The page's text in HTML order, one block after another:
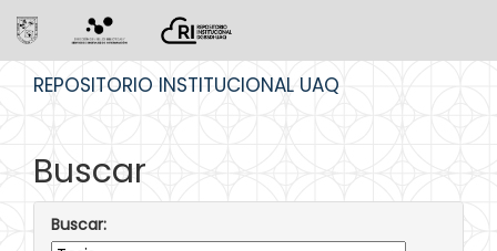
REPOSITORIO INSTITUCIONAL UAQ
Buscar
Buscar: